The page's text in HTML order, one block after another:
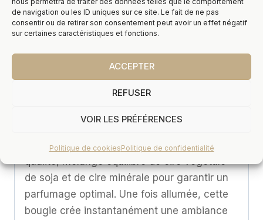
de navigation ou les ID uniques sur ce site. Le fait de ne pas
consentir ou de retirer son consentement peut avoir un effet négatif
sur certaines caractéristiques et fonctions.
ACCEPTER
REFUSER
VOIR LES PRÉFÉRENCES
Politique de cookiesPolitique de confidentialité
pointe salée. En son cœur, la crème de
vanille fusionne avec la fondante fève tonka.
Les Intemporelles parfume agréablement à
chaud comme à froid. Son écrin de verre
côtelé est coiffé d’un élégant couvercle en
plâtre réalisé à la main et marqué du sceau
coton et est composée d’une cire de haute
de soja et de cire minérale pour garantir un
parfumage optimal. Une fois allumée, cette
bougie crée instantanément une ambiance